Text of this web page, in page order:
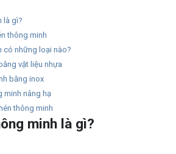
là gì?
thông minh
có những loại nào?
vật liệu nhựa
bằng inox
minh nâng hạ
thông minh
minh là gì?